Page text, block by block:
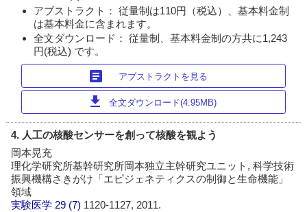
アブストラクト： 従量制は110円（税込）、基本料金制
は基本料金に含まれます。
全文ダウンロード： 従量制、基本料金制の方共に1,243
円(税込) です。
article アブストラクトを見る
download 全文ダウンロード(4.95MB)
4. 人工の核酸センサーを創って核酸を観よう
岡本晃充
理化学研究所基幹研究所岡本独立主幹研究ユニット, 科学技術
振興機構さきがけ「エピジェネティクスの制御と生命機能」
領域
実験医学 29 (7) 1120-1127, 2011.